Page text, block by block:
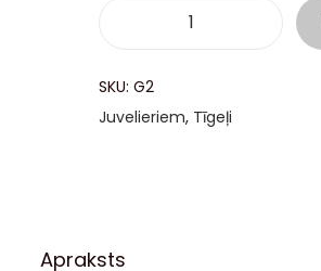
SKU: G2
Juvelieriem, Tīgeļi
Apraksts